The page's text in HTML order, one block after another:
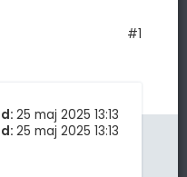
#1
25 maj 2025 13:13
25 maj 2025 13:13